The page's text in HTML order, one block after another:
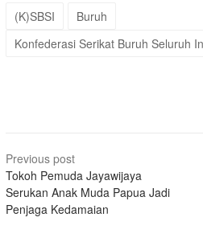
(K)SBSI
Buruh
Konfederasi Serikat Buruh Seluruh
Post
navigation
Previous post
Tokoh Pemuda Jayawijaya
Serukan Anak Muda Papua Jadi
Penjaga Kedamaian